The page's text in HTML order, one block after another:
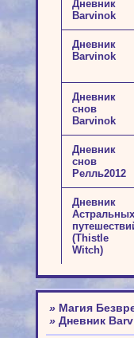
Дневник
Barvinok
Дневник
Barvinok
Дневник
снов
Barvinok
Дневник
снов
Релль2012
Дневник
Астральных
(Thistle
Witch)
» Магия
» Дневник